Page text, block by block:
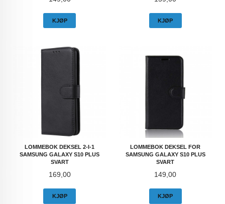
KJØP KJØP
LOMMEBOK DEKSEL 2-I-1
SAMSUNG GALAXY S10 PLUS
SVART
Pris
169,00
KJØP
LOMMEBOK DEKSEL FOR
SAMSUNG GALAXY S10 PLUS
SVART
Pris
149,00
KJØP